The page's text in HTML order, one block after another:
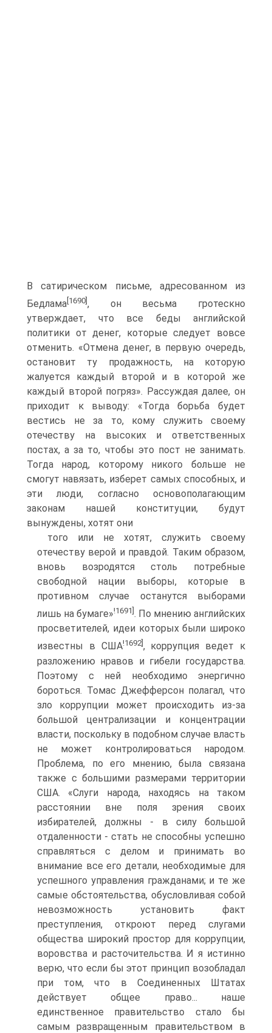
В сатирическом письме, адресованном из
Бедлама[1690], он весьма гротескно
утверждает, что все беды английской
политики от денег, которые следует вовсе
отменить. «Отмена денег, в первую очередь,
остановит ту продажность, на которую
жалуется каждый второй и в которой же
каждый второй погряз». Рассуждая далее, он
приходит к выводу: «Тогда борьба будет
вестись не за то, кому служить своему
отечеству на высоких и ответственных
постах, а за то, чтобы это пост не занимать.
Тогда народ, которому никого больше не
смогут навязать, изберет самых способных, и
эти люди, согласно основополагающим
законам нашей конституции, будут
вынуждены, хотят они
того или не хотят, служить своему
отечеству верой и правдой. Таким образом,
вновь возродятся столь потребные
свободной нации выборы, которые в
противном случае останутся выборами
лишь на бумаге»!1691] . По мнению английских
просветителей, идеи которых были широко
известны в США!1692], коррупция ведет к
разложению нравов и гибели государства.
Поэтому с ней необходимо энергично
бороться. Томас Джефферсон полагал, что
зло коррупции может происходить из-за
большой централизации и концентрации
власти, поскольку в подобном случае власть
не может контролироваться народом.
Проблема, по его мнению, была связана
также с большими размерами территории
США. «Слуги народа, находясь на таком
расстоянии вне поля зрения своих
избирателей, должны - в силу большой
отдаленности - стать не способны успешно
справляться с делом и принимать во
внимание все его детали, необходимые для
успешного управления гражданами; и те же
самые обстоятельства, обусловливая собой
невозможность установить факт
преступления, откроют перед слугами
общества широкий простор для коррупции,
воровства и расточительства. И я истинно
верю, что если бы этот принцип возобладал
при том, что в Соединенных Штатах
действует общее право... наше
единственное правительство стало бы
самым развращенным правительством в